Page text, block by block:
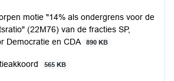
motie "14% als ondergrens voor de
(22M76) van de fracties SP,
Democratie en CDA
890 KB
565 KB